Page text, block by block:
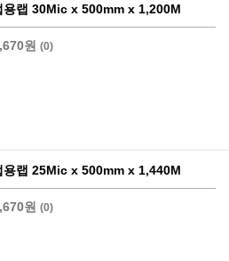
용랩 30Mic x 500mm x 1,200M
원 (0)
용랩 25Mic x 500mm x 1,440M
원 (0)